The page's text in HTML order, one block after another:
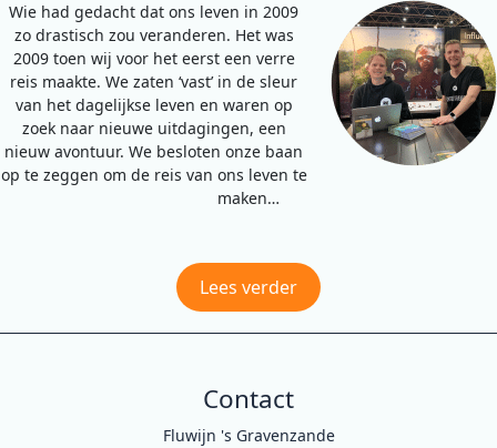
Wie had gedacht dat ons leven in 2009
zo drastisch zou veranderen. Het was
2009 toen wij voor het eerst een verre
reis maakte. We zaten ‘vast’ in de sleur
van het dagelijkse leven en waren op
zoek naar nieuwe uitdagingen, een
nieuw avontuur. We besloten onze baan
op te zeggen om de reis van ons leven te
maken…
Lees verder
Contact
Fluwijn 's Gravenzande